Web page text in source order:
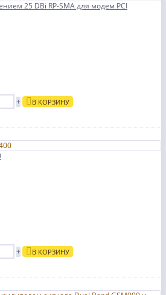
25 DBi RP-SMA для модем PCI
+ В КОРЗИНУ
+ В КОРЗИНУ